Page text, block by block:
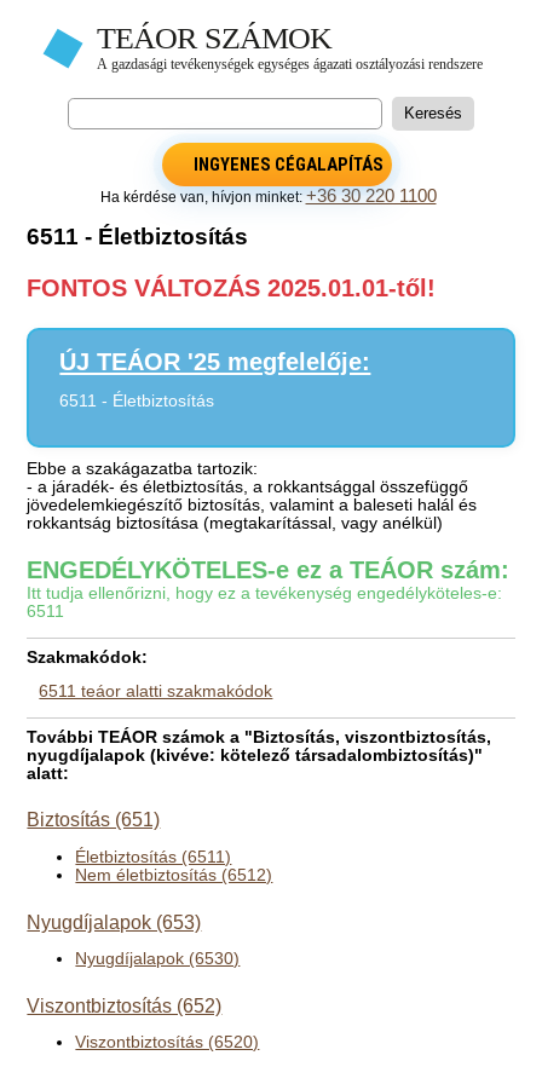
INGYENES CÉGALAPÍTÁS
Ha kérdése van, hívjon minket: +36 30 220 1100
6511 - Életbiztosítás
FONTOS VÁLTOZÁS 2025.01.01-től!
ÚJ TEÁOR '25 megfelelője:
6511 - Életbiztosítás
Ebbe a szakágazatba tartozik:
- a járadék- és életbiztosítás, a rokkantsággal összefüggő
jövedelemkiegészítő biztosítás, valamint a baleseti halál és
rokkantság biztosítása (megtakarítással, vagy anélkül)
ENGEDÉLYKÖTELES-e ez a TEÁOR szám:
Itt tudja ellenőrizni, hogy ez a tevékenység engedélyköteles-e:
6511
Szakmakódok:
6511 teáor alatti szakmakódok
További TEÁOR számok a "Biztosítás, viszontbiztosítás,
nyugdíjalapok (kivéve: kötelező társadalombiztosítás)"
alatt:
Biztosítás (651)
Életbiztosítás (6511)
Nem életbiztosítás (6512)
Nyugdíjalapok (653)
Nyugdíjalapok (6530)
Viszontbiztosítás (652)
Viszontbiztosítás (6520)